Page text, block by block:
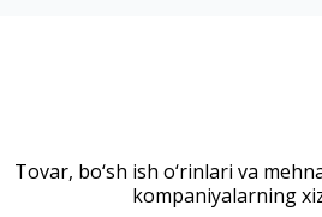
Tovar, bo‘sh ish o‘rinlari va
kompaniyalarning